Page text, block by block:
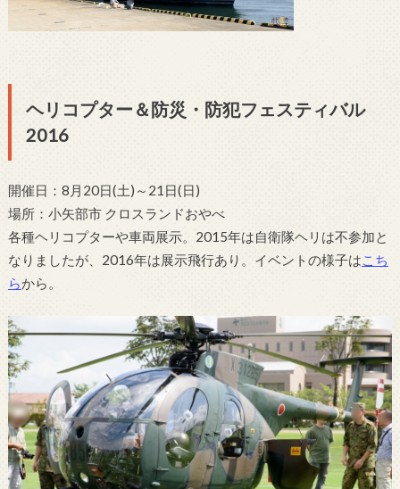
ヘリコプター＆防災・防犯フェスティバル
2016
開催日：8月20日(土)～21日(日)
場所：小矢部市 クロスランドおやべ
各種ヘリコプターや車両展示。2015年は自衛隊ヘリは不参加と
なりましたが、2016年は展示飛行あり。イベントの様子はこち
らから。